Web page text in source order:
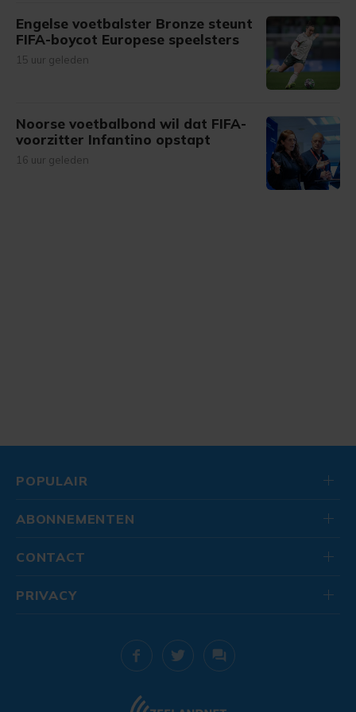
Engelse voetbalster Bronze steunt
FIFA-boycot Europese speelsters
15 uur geleden
Noorse voetbalbond wil dat FIFA-
voorzitter Infantino opstapt
16 uur geleden
POPULAIR
ABONNEMENTEN
CONTACT
PRIVACY